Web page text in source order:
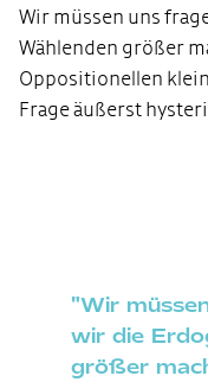
Wir müssen uns
Wählenden größer
Oppositionellen
Frage äußerst
"Wir
wir die
größer